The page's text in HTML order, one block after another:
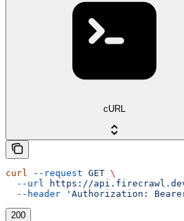
cURL
curl --request GET \
  --url
https://
  --header
'Authorization:
200